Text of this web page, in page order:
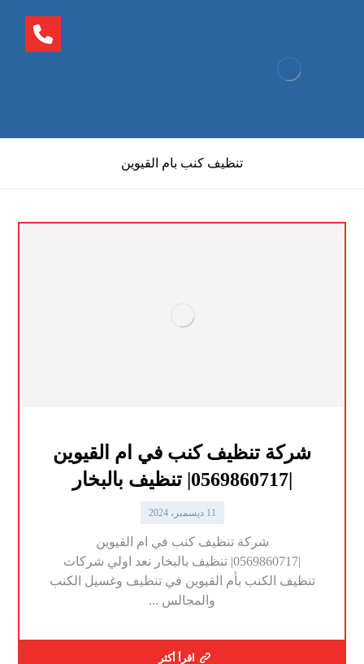
تنظيف كنب بام القيوين
شركة تنظيف كنب في ام القيوين
|0569860717| تنظيف بالبخار
11 ديسمبر، 2024
شركة تنظيف كنب في ام القيوين
|0569860717| تنظيف بالبخار نعد اولي شركات
تنظيف الكنب بأم القيوين في تنظيف وغسيل الكنب
والمجالس ...
اقرأ أكثر